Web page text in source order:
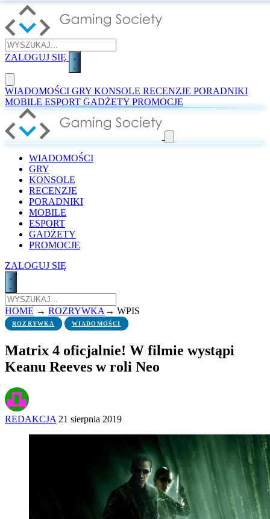
ZALOGUJ SIĘ
WIADOMOŚCI GRY KONSOLE RECENZJE PORADNIKI
MOBILE ESPORT GADŻETY PROMOCJE
WIADOMOŚCI
GRY
KONSOLE
RECENZJE
PORADNIKI
MOBILE
ESPORT
GADŻETY
PROMOCJE
ZALOGUJ SIĘ
HOME → ROZRYWKA → WPIS
ROZRYWKA WIADOMOŚCI
Matrix 4 oficjalnie! W filmie wystąpi
Keanu Reeves w roli Neo
REDAKCJA 21 sierpnia 2019